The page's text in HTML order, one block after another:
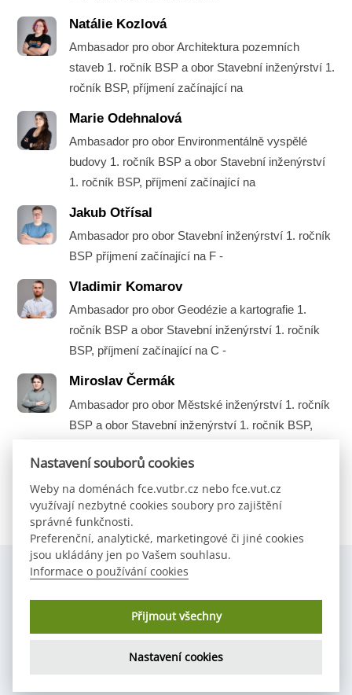
Natálie Kozlová
Ambasador pro obor Architektura pozemních
staveb 1. ročník BSP a obor Stavební inženýrství 1.
ročník BSP, příjmení začínající na
Marie Odehnalová
Ambasador pro obor Environmentálně vyspělé
budovy 1. ročník BSP a obor Stavební inženýrství
1. ročník BSP, příjmení začínající na
Jakub Otřísal
Ambasador pro obor Stavební inženýrství 1. ročník
BSP příjmení začínající na F -
Vladimir Komarov
Ambasador pro obor Geodézie a kartografie 1.
ročník BSP a obor Stavební inženýrství 1. ročník
BSP, příjmení začínající na C -
Miroslav Čermák
Ambasador pro obor Městské inženýrství 1. ročník
BSP a obor Stavební inženýrství 1. ročník BSP,
Copyright © 2024 Studentská komora AS FAST VUT v Brně,
Nastavení souborů cookies
Weby na doménách fce.vutbr.cz nebo fce.vut.cz
využívají nezbytné cookies soubory pro zajištění
správné funkčnosti.
Preferenční, analytické, marketingové či jiné cookies
jsou ukládány jen po Vašem souhlasu.
Informace o používání cookies
Přijmout všechny
Nastavení cookies